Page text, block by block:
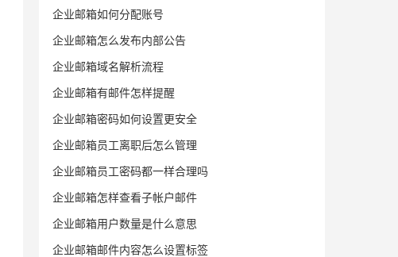
企业邮箱如何分配账号
企业邮箱怎么发布内部公告
企业邮箱域名解析流程
企业邮箱有邮件怎样提醒
企业邮箱密码如何设置更安全
企业邮箱员工离职后怎么管理
企业邮箱员工密码都一样合理吗
企业邮箱怎样查看子帐户邮件
企业邮箱用户数量是什么意思
企业邮箱邮件内容怎么设置标签